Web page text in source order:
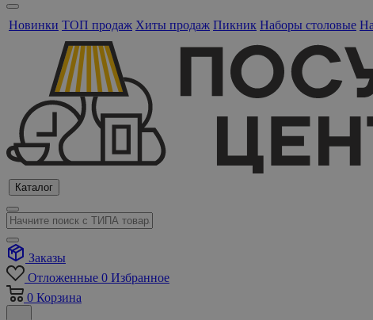
Новинки ТОП продаж Хиты продаж Пикник Наборы столовые
Каталог
Заказы
Отложенные 0 Избранное
0 Корзина